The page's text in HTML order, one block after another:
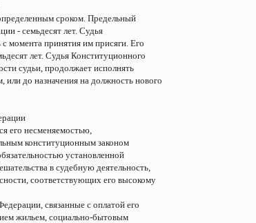
сроком. Предельный
- семьдесят лет. Судья
момента принятия им присяги. Его
лет. Судья Конституционного
судьи, продолжает исполнять
или до назначения на должность нового
его несменяемостью,
конституционным законом
установленной
в судебную деятельность,
соответствующих его высокому
связанные с оплатой его
жильем, социально-бытовым